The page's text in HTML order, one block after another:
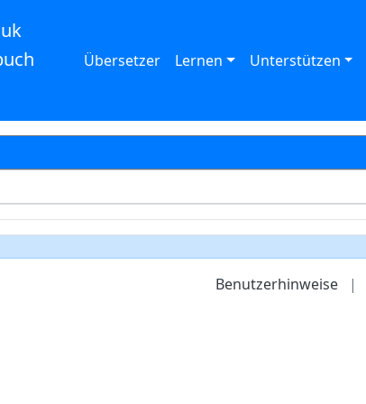
Übersetzer Lernen Unterstützen
Benutzerhinweise |